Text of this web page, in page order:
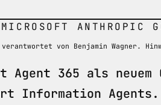
MICROSOFT ANTHROPIC
von Benjamin Wagner.
365 als neuem
Information Agents.